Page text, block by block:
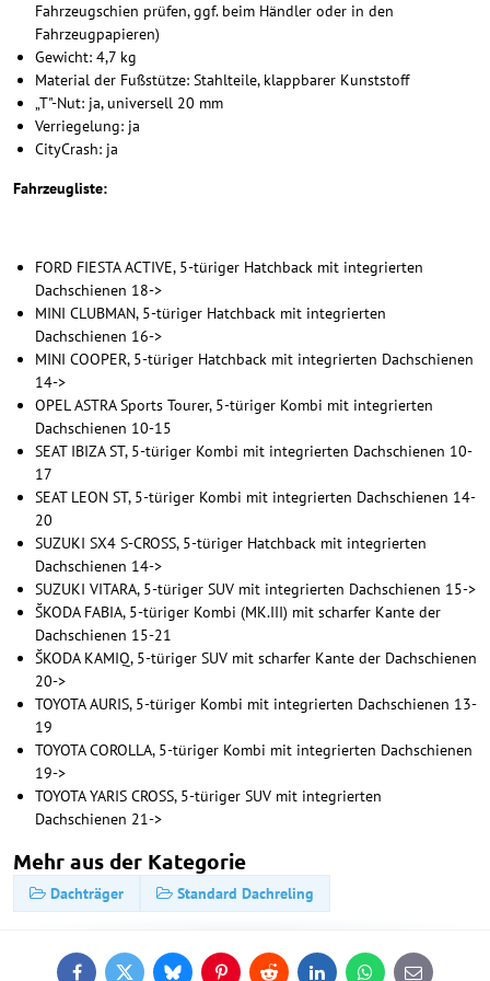
Fahrzeugschien prüfen, ggf. beim Händler oder in den
Fahrzeugpapieren)
Gewicht: 4,7 kg
Material der Fußstütze: Stahlteile, klappbarer Kunststoff
„T"-Nut: ja, universell 20 mm
Verriegelung: ja
CityCrash: ja
Fahrzeugliste:
FORD FIESTA ACTIVE, 5-türiger Hatchback mit integrierten
Dachschienen 18->
MINI CLUBMAN, 5-türiger Hatchback mit integrierten
Dachschienen 16->
MINI COOPER, 5-türiger Hatchback mit integrierten Dachschienen
14->
OPEL ASTRA Sports Tourer, 5-türiger Kombi mit integrierten
Dachschienen 10-15
SEAT IBIZA ST, 5-türiger Kombi mit integrierten Dachschienen 10-
17
SEAT LEON ST, 5-türiger Kombi mit integrierten Dachschienen 14-
20
SUZUKI SX4 S-CROSS, 5-türiger Hatchback mit integrierten
Dachschienen 14->
SUZUKI VITARA, 5-türiger SUV mit integrierten Dachschienen 15->
ŠKODA FABIA, 5-türiger Kombi (MK.III) mit scharfer Kante der
Dachschienen 15-21
ŠKODA KAMIQ, 5-türiger SUV mit scharfer Kante der Dachschienen
20->
TOYOTA AURIS, 5-türiger Kombi mit integrierten Dachschienen 13-
19
TOYOTA COROLLA, 5-türiger Kombi mit integrierten Dachschienen
19->
TOYOTA YARIS CROSS, 5-türiger SUV mit integrierten
Dachschienen 21->
Mehr aus der Kategorie
Dachträger Standard Dachreling